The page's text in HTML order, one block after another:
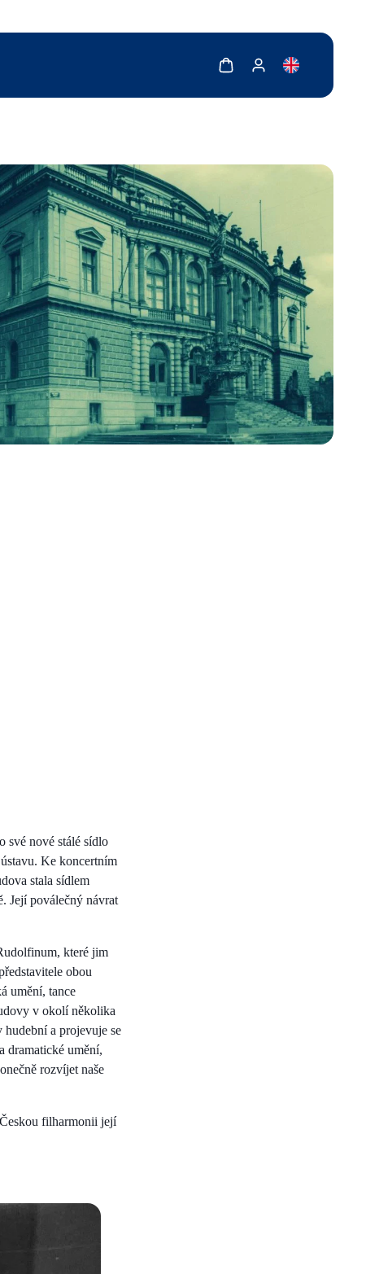
Zobrazit košíkZobrazit můj účet
své nové stálé sídlo
Ke koncertním
stala sídlem
Její poválečný návrat
které jim
obou
umění, tance
v okolí několika
a projevuje se
dramatické umění,
rozvíjet naše
filharmonii její